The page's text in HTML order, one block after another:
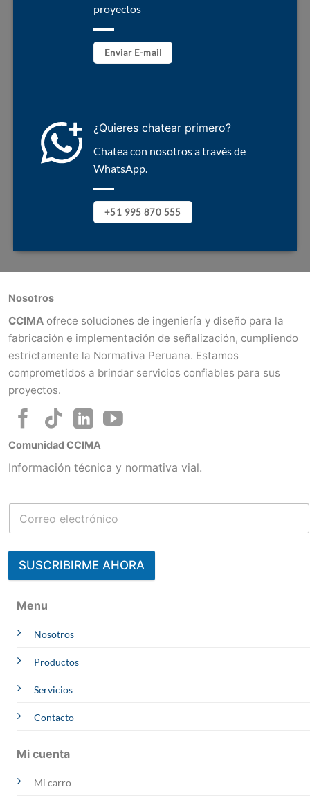
proyectos
Enviar E-mail
¿Quieres chatear primero?
Chatea con nosotros a través de
WhatsApp.
+51 995 870 555
Nosotros
CCIMA ofrece soluciones de ingeniería y diseño para la
fabricación e implementación de señalización, cumpliendo
estrictamente la Normativa Peruana. Estamos
comprometidos a brindar servicios confiables para sus
proyectos.
Menu
Nosotros
Productos
Servicios
Contacto
Mi cuenta
Mi carro
Comunidad CCIMA
Información técnica y normativa vial.
SUSCRIBIRME AHORA